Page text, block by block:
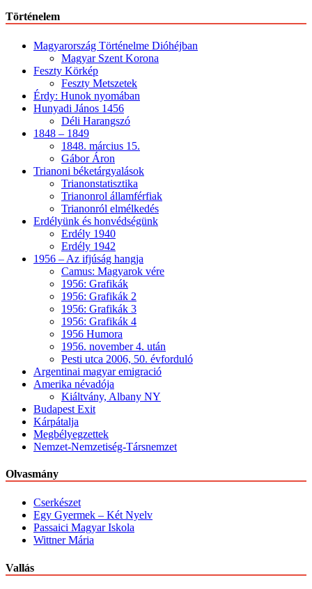
Történelem
Magyarország Történelme Dióhéjban
Magyar Szent Korona
Feszty Körkép
Feszty Metszetek
Érdy: Hunok nyomában
Hunyadi János 1456
Déli Harangszó
1848 – 1849
1848. március 15.
Gábor Áron
Trianoni béketárgyalások
Trianonstatisztika
Trianonrol államférfiak
Trianonról elmélkedés
Erdélyünk és honvédségünk
Erdély 1940
Erdély 1942
1956 – Az ifjúság hangja
Camus: Magyarok vére
1956: Grafikák
1956: Grafikák 2
1956: Grafikák 3
1956: Grafikák 4
1956 Humora
1956. november 4. után
Pesti utca 2006, 50. évforduló
Argentinai magyar emigració
Amerika névadója
Kiáltvány, Albany NY
Budapest Exit
Kárpátalja
Megbélyegzettek
Nemzet-Nemzetiség-Társnemzet
Olvasmány
Cserkészet
Egy Gyermek – Két Nyelv
Passaici Magyar Iskola
Wittner Mária
Vallás